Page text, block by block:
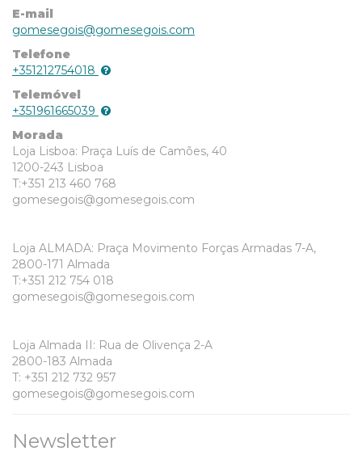
E-mail
gomesegois@gomesegois.com
Telefone
+351212754018
Telemóvel
+351961665039
Morada
Loja Lisboa: Praça Luís de Camões, 40
1200-243 Lisboa
T:+351 213 460 768
gomesegois@gomesegois.com
Loja ALMADA: Praça Movimento Forças Armadas 7-A,
2800-171 Almada
T:+351 212 754 018
gomesegois@gomesegois.com
Loja Almada II: Rua de Olivença 2-A
2800-183 Almada
T: +351 212 732 957
gomesegois@gomesegois.com
Newsletter